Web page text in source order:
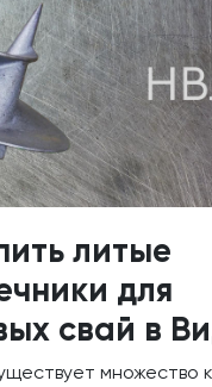
литые
для
свай в
множество